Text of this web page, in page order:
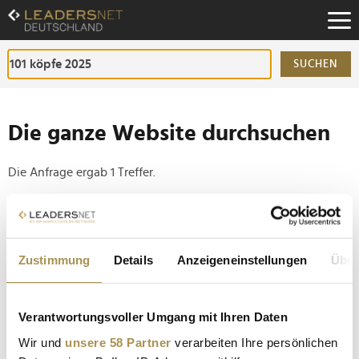
Zustimmung Details Anzeigeneinstellungen
Verantwortungsvoller Umgang mit Ihren Daten
Wir und unsere 58 Partner verarbeiten Ihre persönlichen
Zum
Inhalt
Zur
Fußzeilen-
Navigation
SUCHEN
Die ganze Website durchsuchen
Die Anfrage ergab 1 Treffer.
Tipp
Setzen Sie die gesuchten Wörter zwischen
Anführungszeichen: zb "Vorname Nachname".
Business Punk kürt die 101 inspirierendsten Köpfe
des Jahres 2025